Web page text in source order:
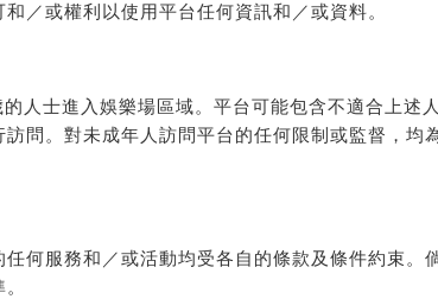
／或權利以使用平台任何資訊和／或資料。
人士進入娛樂場區域。平台可能包含不適合上述
問。對未成年人訪問平台的任何限制或監督，
何服務和／或活動均受各自的條款及條件約束